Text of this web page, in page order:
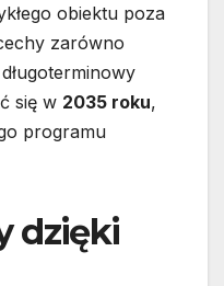
obiektu poza
zarówno
się w 2035 roku,
programu
dzięki